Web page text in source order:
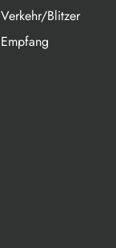
Verkehr/Blitzer
Empfang